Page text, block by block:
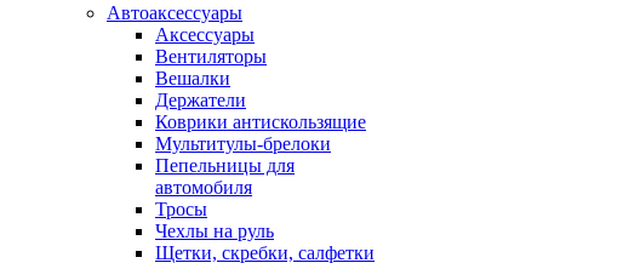
Автоаксессуары
Аксессуары
Вентиляторы
Вешалки
Держатели
Коврики антискользящие
Мультитулы-брелоки
Пепельницы для
автомобиля
Тросы
Чехлы на руль
Щетки, скребки, салфетки